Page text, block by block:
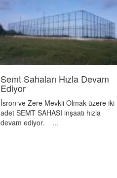
Semt Sahaları Hızla Devam
Ediyor
İsron ve Zere Mevkii Olmak üzere iki
adet SEMT SAHASI inşaatı hızla
devam ediyor. ...